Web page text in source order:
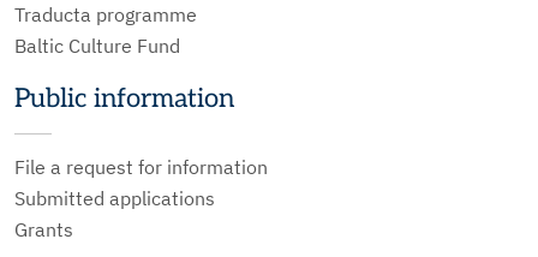
Traducta programme
Baltic Culture Fund
Public information
File a request for information
Submitted applications
Grants